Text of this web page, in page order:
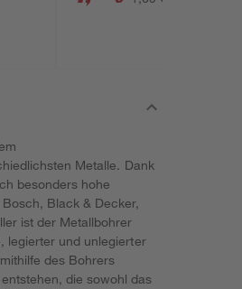
Metalle. Dank
besonders hohe
Black & Decker,
ist der Metallbohrer
legierter und unlegierter
des Bohrers
die sowohl das